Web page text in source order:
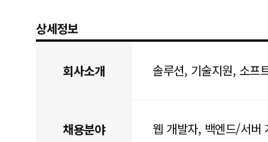
상세정보
회사소개 솔루션, 기술지원, 소프
채용분야 웹 개발자, 백엔드/서버